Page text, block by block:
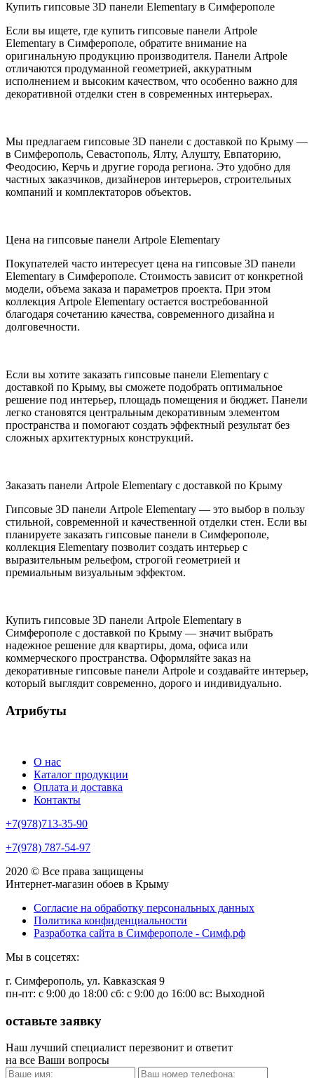
Купить гипсовые 3D панели Elementary в Симферополе
Если вы ищете, где купить гипсовые панели Artpole
Elementary в Симферополе, обратите внимание на
оригинальную продукцию производителя. Панели Artpole
отличаются продуманной геометрией, аккуратным
исполнением и высоким качеством, что особенно важно для
декоративной отделки стен в современных интерьерах.
Мы предлагаем гипсовые 3D панели с доставкой по Крыму —
в Симферополь, Севастополь, Ялту, Алушту, Евпаторию,
Феодосию, Керчь и другие города региона. Это удобно для
частных заказчиков, дизайнеров интерьеров, строительных
компаний и комплектаторов объектов.
Цена на гипсовые панели Artpole Elementary
Покупателей часто интересует цена на гипсовые 3D панели
Elementary в Симферополе. Стоимость зависит от конкретной
модели, объема заказа и параметров проекта. При этом
коллекция Artpole Elementary остается востребованной
благодаря сочетанию качества, современного дизайна и
долговечности.
Если вы хотите заказать гипсовые панели Elementary с
доставкой по Крыму, вы сможете подобрать оптимальное
решение под интерьер, площадь помещения и бюджет. Панели
легко становятся центральным декоративным элементом
пространства и помогают создать эффектный результат без
сложных архитектурных конструкций.
Заказать панели Artpole Elementary с доставкой по Крыму
Гипсовые 3D панели Artpole Elementary — это выбор в пользу
стильной, современной и качественной отделки стен. Если вы
планируете заказать гипсовые панели в Симферополе,
коллекция Elementary позволит создать интерьер с
выразительным рельефом, строгой геометрией и
премиальным визуальным эффектом.
Купить гипсовые 3D панели Artpole Elementary в
Симферополе с доставкой по Крыму — значит выбрать
надежное решение для квартиры, дома, офиса или
коммерческого пространства. Оформляйте заказ на
декоративные гипсовые панели Artpole и создавайте интерьер,
который выглядит современно, дорого и индивидуально.
Атрибуты
О нас
Каталог продукции
Оплата и доставка
Контакты
+7(978)713-35-90
+7(978) 787-54-97
2020 © Все права защищены
Интернет-магазин обоев в Крыму
Согласие на обработку персональных данных
Политика конфиденциальности
Разработка сайта в Симферополе - Симф.рф
Мы в соцсетях:
г. Симферополь, ул. Кавказская 9
пн-пт: с 9:00 до 18:00 сб: c 9:00 до 16:00 вс: Выходной
оставьте заявку
Наш лучший специалист перезвонит и ответит
на все Ваши вопросы